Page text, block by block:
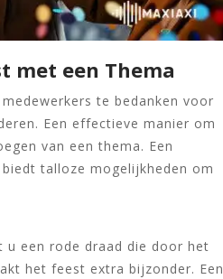
met een Thema
te bedanken voor
Een effectieve manier om
van een thema. Een
talloze mogelijkheden om
een rode draad die door het
het feest extra bijzonder. Een